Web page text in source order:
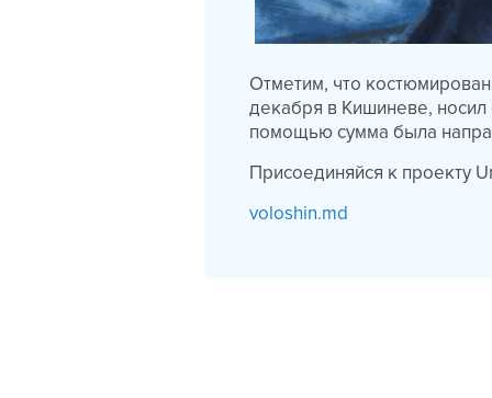
Отметим, что
декабря в Кишиневе, носил
помощью сумма была
Присоединяйся к проекту
voloshin.md